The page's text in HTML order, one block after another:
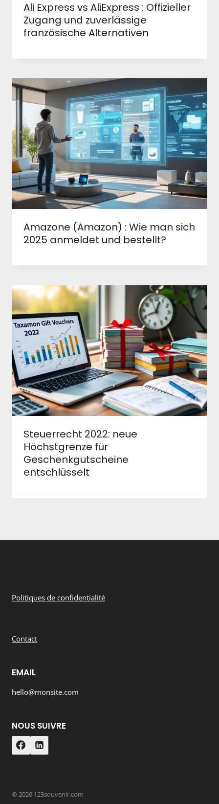
Ali Express vs AliExpress : Offizieller
Zugang und zuverlässige
französische Alternativen
Amazone (Amazon) : Wie man sich
2025 anmeldet und bestellt?
Steuerrecht 2022: neue
Höchstgrenze für
Geschenkgutscheine
entschlüsselt
Politiques de confidentialité
Contact
EMAIL
hello@monsite.com
NOUS SUIVRE
© 2026 123souvenir.com